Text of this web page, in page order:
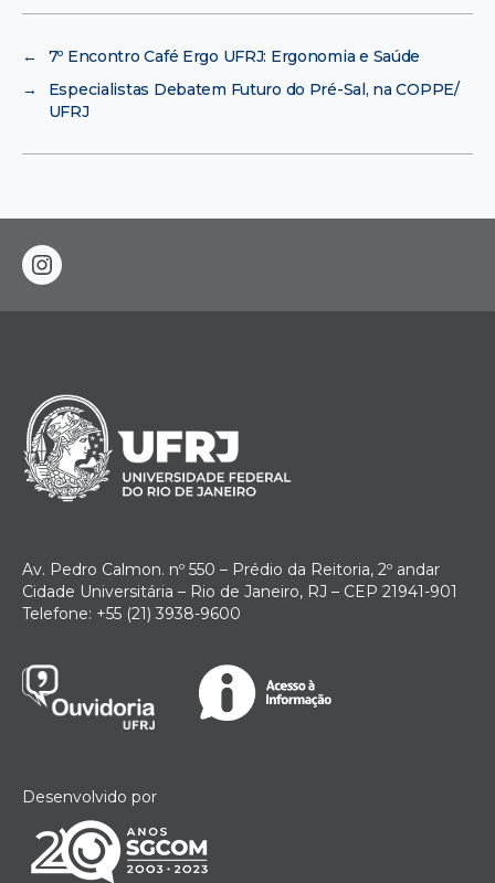
←
7º Encontro Café Ergo UFRJ: Ergonomia e Saúde
→
Especialistas Debatem Futuro do Pré-Sal, na COPPE/
UFRJ
instagram
Av. Pedro Calmon. nº 550 – Prédio da Reitoria, 2º andar
Cidade Universitária – Rio de Janeiro, RJ – CEP 21941-901
Telefone: +55 (21) 3938-9600
Desenvolvido por